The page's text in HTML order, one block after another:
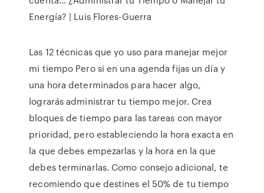
Energía? | Luis Flores-Guerra
Las 12 técnicas que yo uso para manejar mejor
mi tiempo Pero si en una agenda fijas un día y
una hora determinados para hacer algo,
lograrás administrar tu tiempo mejor. Crea
bloques de tiempo para las tareas con mayor
prioridad, pero estableciendo la hora exacta en
la que debes empezarlas y la hora en la que
debes terminarlas. Como consejo adicional, te
recomiendo que destines el 50% de tu tiempo